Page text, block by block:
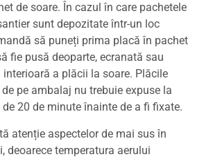
de soare. În cazul în care pachetele
sunt depozitate într-un loc
să puneți prima placă în pachet
fie pusă deoparte, ecranată sau
a plăcii la soare. Plăcile
pe ambalaj nu trebuie expuse la
20 de minute înainte de a fi fixate.
atenție aspectelor de mai sus în
deoarece temperatura aerului